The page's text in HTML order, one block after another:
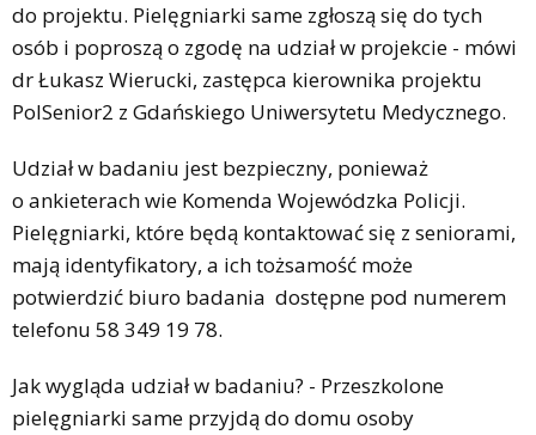
do projektu. Pielęgniarki same zgłoszą się do tych
osób i poproszą o zgodę na udział w projekcie - mówi
dr Łukasz Wierucki, zastępca kierownika projektu
PolSenior2 z Gdańskiego Uniwersytetu Medycznego.
Udział w badaniu jest bezpieczny, ponieważ
o ankieterach wie Komenda Wojewódzka Policji.
Pielęgniarki, które będą kontaktować się z seniorami,
mają identyfikatory, a ich tożsamość może
potwierdzić biuro badania dostępne pod numerem
telefonu 58 349 19 78.
Jak wygląda udział w badaniu? - Przeszkolone
pielęgniarki same przyjdą do domu osoby